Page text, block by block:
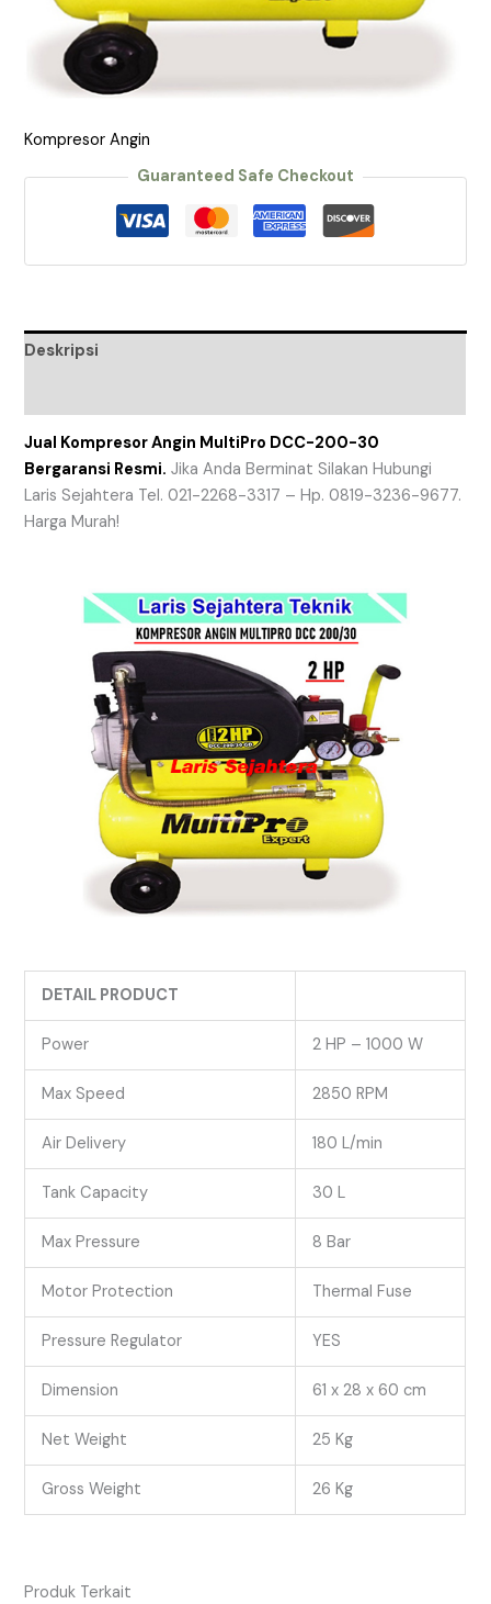
Kompresor Angin
Guaranteed Safe Checkout
Deskripsi
Jual Kompresor Angin MultiPro DCC-200-30
Bergaransi Resmi. Jika Anda Berminat Silakan Hubungi
Laris Sejahtera Tel. 021-2268-3317 – Hp. 0819-3236-9677.
Harga Murah!
DETAIL PRODUCT
Power 2 HP – 1000 W
Max Speed 2850 RPM
Air Delivery 180 L/min
Tank Capacity 30 L
Max Pressure 8 Bar
Motor Protection Thermal Fuse
Pressure Regulator YES
Dimension 61 x 28 x 60 cm
Net Weight 25 Kg
Gross Weight 26 Kg
Produk Terkait